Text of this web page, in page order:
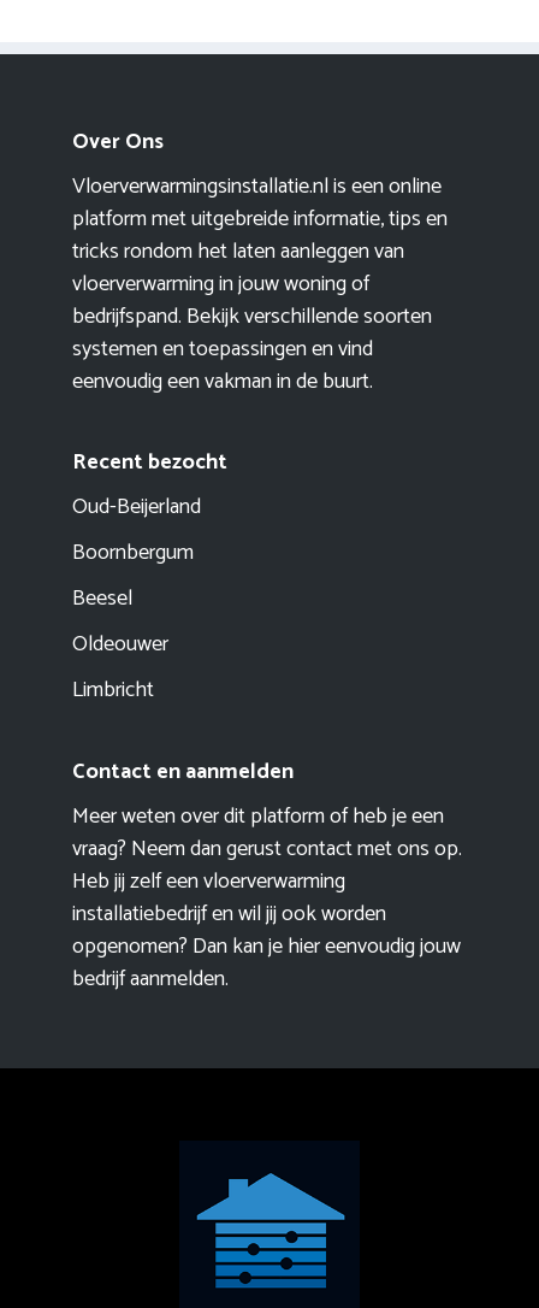
Over Ons
Vloerverwarmingsinstallatie.nl is een online
platform met uitgebreide informatie, tips en
tricks rondom het laten aanleggen van
vloerverwarming in jouw woning of
bedrijfspand. Bekijk verschillende soorten
systemen en toepassingen en vind
eenvoudig een vakman in de buurt.
Recent bezocht
Oud-Beijerland
Boornbergum
Beesel
Oldeouwer
Limbricht
Contact en aanmelden
Meer weten over dit platform of heb je een
vraag? Neem dan gerust contact met ons op.
Heb jij zelf een vloerverwarming
installatiebedrijf en wil jij ook worden
opgenomen? Dan kan je hier eenvoudigjouw
bedrijf aanmelden.